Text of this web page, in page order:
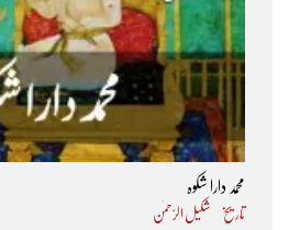
محمد دارا شکوہ
تاریخ شکیل الرّحمٰن